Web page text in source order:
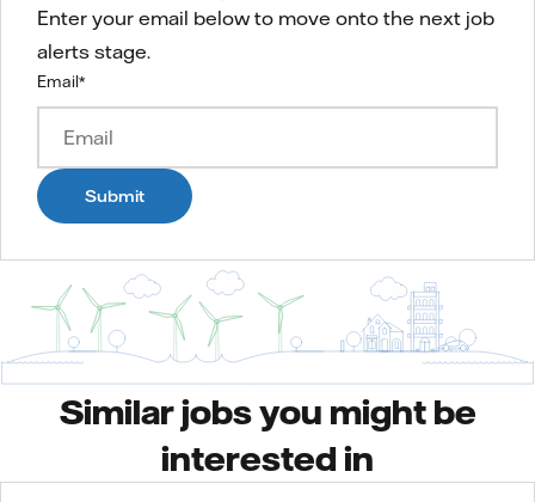
Enter your email below to move onto the next job
alerts stage.
Email*
Submit
Similar jobs you might be
interested in